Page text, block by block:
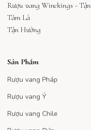
Rượu vang Winekings - Tận
Tâm Là
Tận Hưởng
Sản Phẩm
Rượu vang Pháp
Rượu vang Ý
Rượu vang Chile